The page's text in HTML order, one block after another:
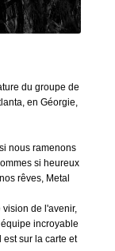
du groupe de
en Géorgie,
nous ramenons
si heureux
rêves, Metal
de l'avenir,
incroyable
sur la carte et